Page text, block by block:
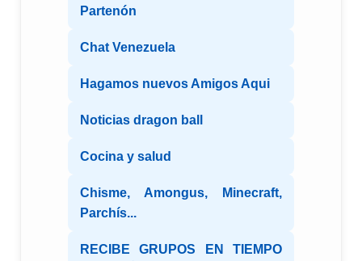
Partenón
Chat Venezuela
Hagamos nuevos Amigos Aqui
Noticias dragon ball
Cocina y salud
Chisme, Amongus, Minecraft,
Parchís...
RECIBE GRUPOS EN TIEMPO